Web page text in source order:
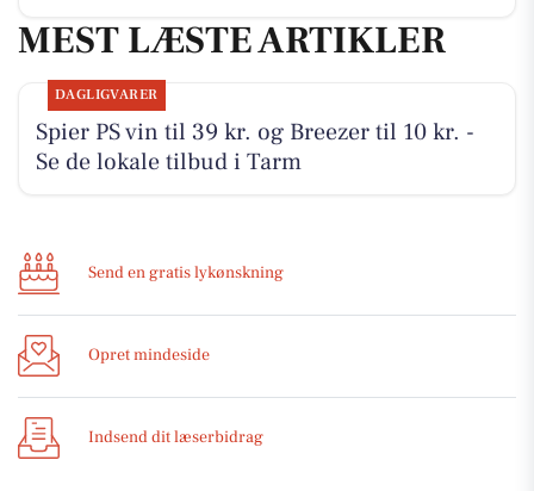
MEST LÆSTE ARTIKLER
DAGLIGVARER
Spier PS vin til 39 kr. og Breezer til 10 kr. -
Se de lokale tilbud i Tarm
Send en gratis lykønskning
Opret mindeside
Indsend dit læserbidrag